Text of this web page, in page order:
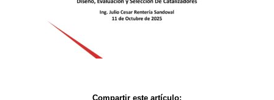
Compartir este artículo: